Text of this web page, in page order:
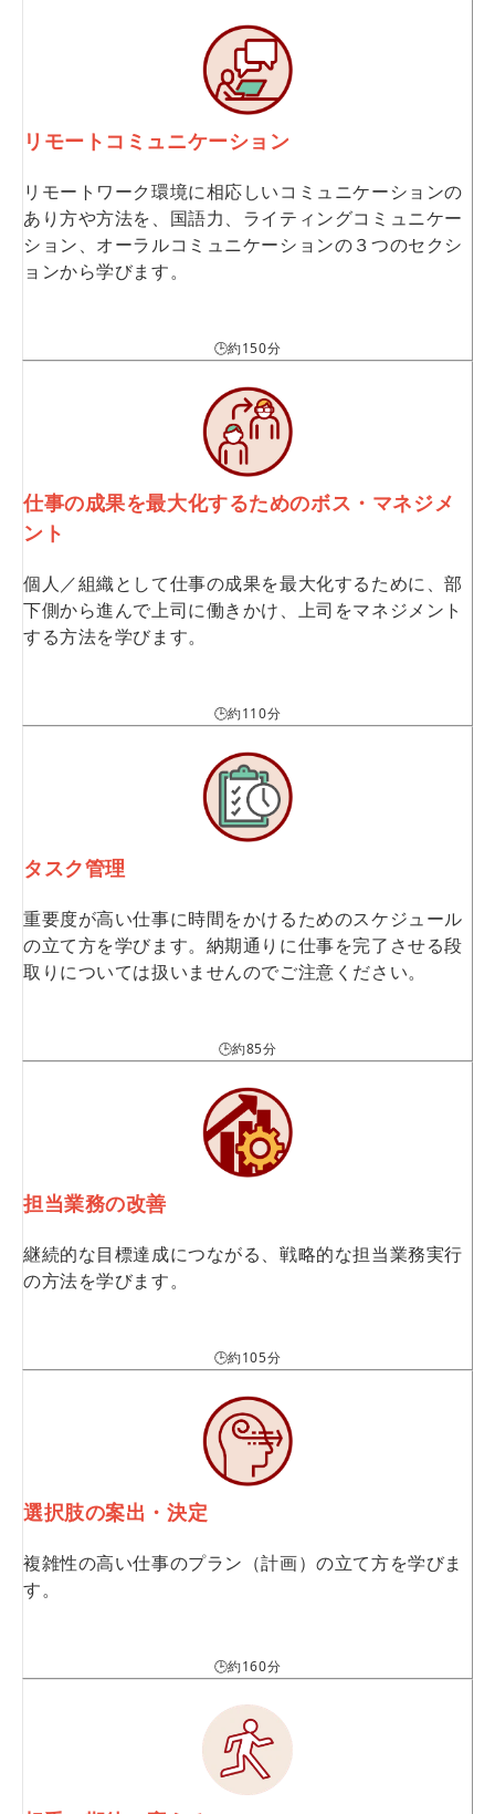
リモートコミュニケーション
リモートワーク環境に相応しいコミュニケーションの
あり方や方法を、国語力、ライティングコミュニケー
ション、オーラルコミュニケーションの３つのセクシ
ョンから学びます。
🕒約150分
仕事の成果を最大化するためのボス・マネジメ
ント
個人／組織として仕事の成果を最大化するために、部
下側から進んで上司に働きかけ、上司をマネジメント
する方法を学びます。
🕒約110分
タスク管理
重要度が高い仕事に時間をかけるためのスケジュール
の立て方を学びます。納期通りに仕事を完了させる段
取りについては扱いませんのでご注意ください。
🕒約85分
担当業務の改善
継続的な目標達成につながる、戦略的な担当業務実行
の方法を学びます。
🕒約105分
選択肢の案出・決定
複雑性の高い仕事のプラン（計画）の立て方を学びま
す。
🕒約160分